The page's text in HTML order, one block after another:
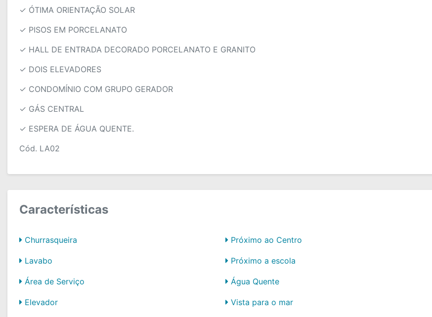
✓ ÓTIMA ORIENTAÇÃO SOLAR
✓ PISOS EM PORCELANATO
✓ HALL DE ENTRADA DECORADO PORCELANATO E GRANITO
✓ DOIS ELEVADORES
✓ CONDOMÍNIO COM GRUPO GERADOR
✓ GÁS CENTRAL
✓ ESPERA DE ÁGUA QUENTE.
Cód. LA02
Características
Churrasqueira
Lavabo
Área de Serviço
Elevador
Próximo ao Centro
Próximo a escola
Água Quente
Vista para o mar